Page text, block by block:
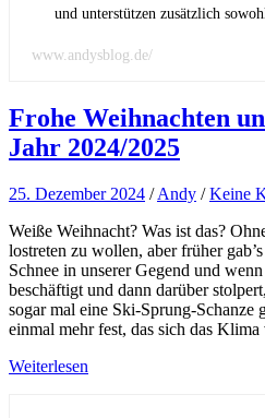
und unterstützen zusätzlich
www.andysblog.de/
Frohe Weihnachten
Jahr 2024/2025
25. Dezember 2024 /Andy /Keine
Weiße Weihnacht? Was ist das?
lostreten zu wollen, aber früher
Schnee in unserer Gegend und
beschäftigt und dann darüber
sogar mal eine Ski-Sprung-Schanze
einmal mehr fest, das sich das Klima
Weiterlesen